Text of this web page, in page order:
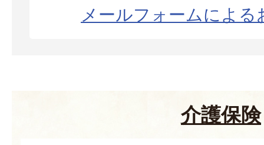
メールフォームによる
介護保険